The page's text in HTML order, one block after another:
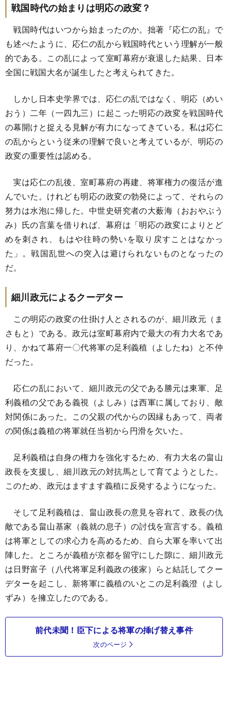
戦国時代の始まりは明応の政変？
戦国時代はいつから始まったのか。拙著『応仁の乱』で
も述べたように、応仁の乱から戦国時代という理解が一般
的である。この乱によって室町幕府が衰退した結果、日本
全国に戦国大名が誕生したと考えられてきた。
しかし日本史学界では、応仁の乱ではなく、明応（めい
おう）二年（一四九三）に起こった明応の政変を戦国時代
の幕開けと捉える見解が有力になってきている。私は応仁
の乱からという従来の理解で良いと考えているが、明応の
政変の重要性は認める。
実は応仁の乱後、室町幕府の再建、将軍権力の復活が進
んでいた。けれども明応の政変の勃発によって、それらの
努力は水泡に帰した。中世史研究者の大薮海（おおやぶう
み）氏の言葉を借りれば、幕府は「明応の政変によりとど
めを刺され、もはや往時の勢いを取り戻すことはなかっ
た」。戦国乱世への突入は避けられないものとなったの
だ。
細川政元によるクーデター
この明応の政変の仕掛け人とされるのが、細川政元（ま
さもと）である。政元は室町幕府内で最大の有力大名であ
り、かねて幕府一〇代将軍の足利義稙（よしたね）と不仲
だった。
応仁の乱において、細川政元の父である勝元は東軍、足
利義稙の父である義視（よしみ）は西軍に属しており、敵
対関係にあった。この父親の代からの因縁もあって、両者
の関係は義稙の将軍就任当初から円滑を欠いた。
足利義稙は自身の権力を強化するため、有力大名の畠山
政長を支援し、細川政元の対抗馬として育てようとした。
このため、政元はますます義稙に反発するようになった。
そして足利義稙は、畠山政長の意見を容れて、政長の仇
敵である畠山基家（義就の息子）の討伐を宣言する。義稙
は将軍としての求心力を高めるため、自ら大軍を率いて出
陣した。ところが義稙が京都を留守にした隙に、細川政元
は日野富子（八代将軍足利義政の後家）らと結託してクー
デターを起こし、新将軍に義稙のいとこの足利義澄（よし
ずみ）を擁立したのである。
前代未聞！臣下による将軍の挿げ替え事件
次のページ